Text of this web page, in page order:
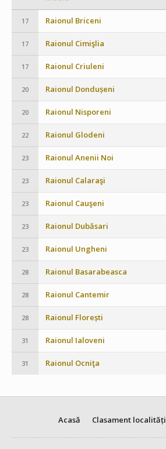
17 Raionul Briceni
17 Raionul Cimişlia
17 Raionul Criuleni
20 Raionul Dondușeni
20 Raionul Nisporeni
22 Raionul Glodeni
23 Raionul Anenii Noi
23 Raionul Calaraşi
23 Raionul Cauşeni
23 Raionul Dubăsari
23 Raionul Ungheni
28 Raionul Basarabeasca
28 Raionul Cantemir
28 Raionul Florești
31 Raionul Ialoveni
31 Raionul Ocniţa
Acasă Clasament localități